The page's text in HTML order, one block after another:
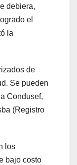
debiera,
el
la
de
Se pueden
Condusef,
(Registro
los
bajo costo